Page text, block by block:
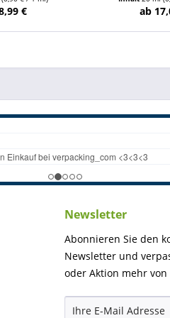
€ ab
Newsletter
Abonnieren Sie den
Newsletter und
oder Aktion mehr von